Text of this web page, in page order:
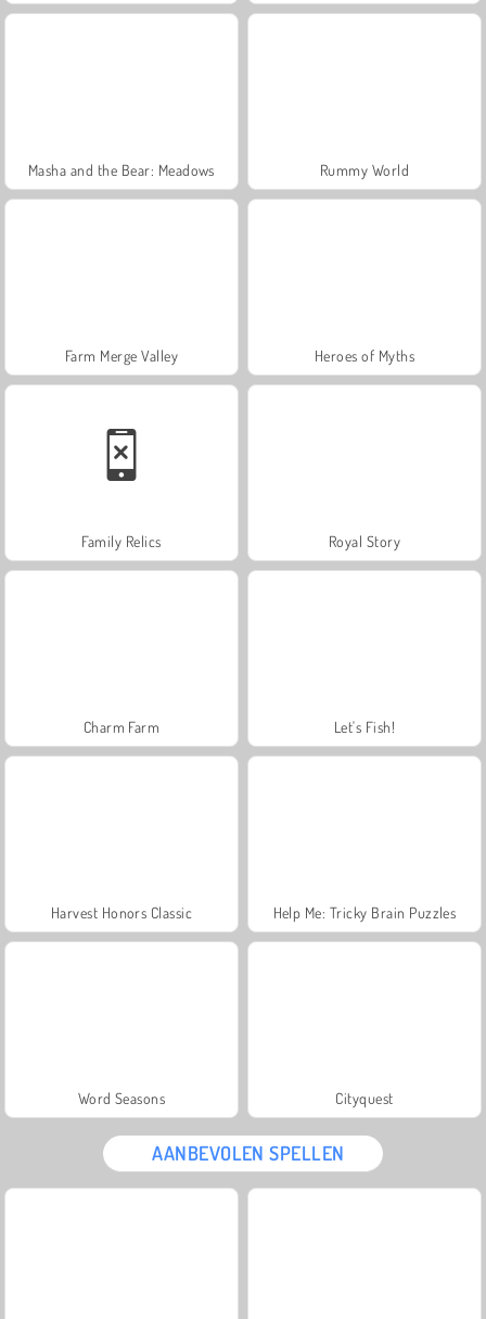
Masha and the Bear: Meadows Rummy World
Farm Merge Valley Heroes of Myths
Family Relics Royal Story
Charm Farm Let's Fish!
Harvest Honors Classic Help Me: Tricky Brain Puzzles
Word Seasons Cityquest
AANBEVOLEN SPELLEN